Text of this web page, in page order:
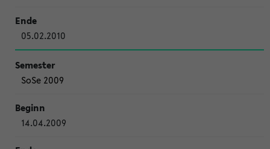
05.02.2010
SoSe 2009
14.04.2009